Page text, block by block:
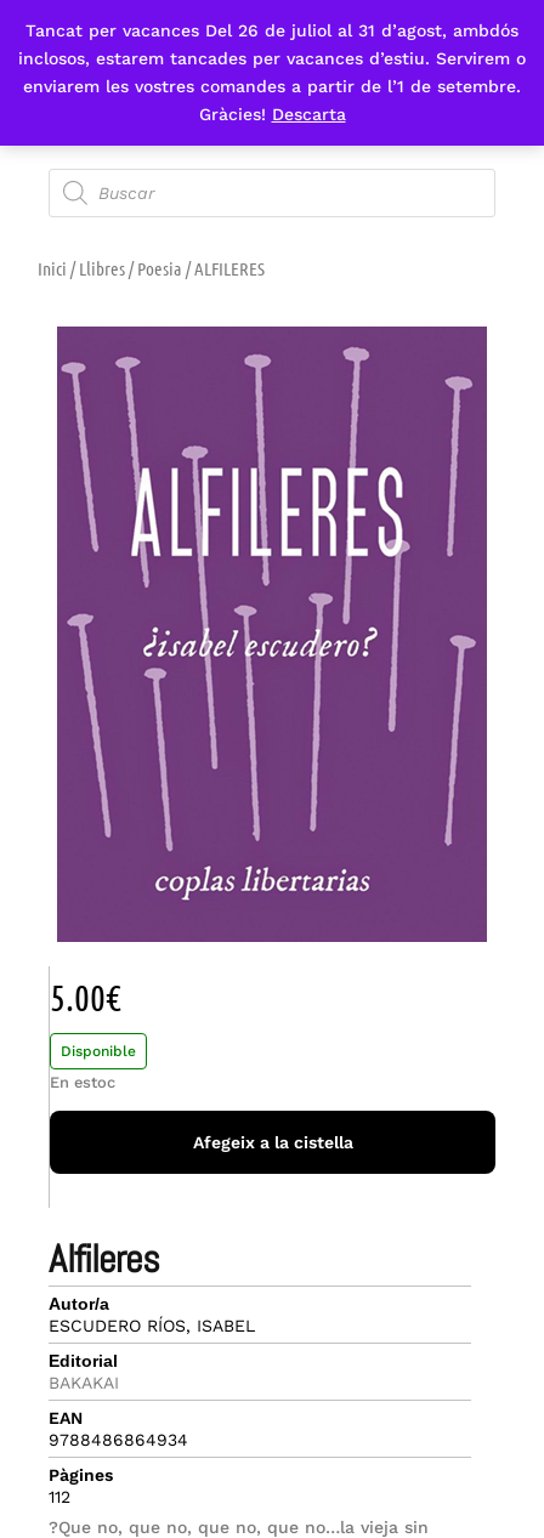
Tancat per vacances Del 26 de juliol al 31 d’agost, ambdós
inclosos, estarem tancades per vacances d’estiu. Servirem o
enviarem les vostres comandes a partir de l’1 de setembre.
Gràcies! Descarta
Fes-te'n sòcia
Inici /Llibres/Poesia / ALFILERES
alfileres
Autor/a
ESCUDERO RÍOS, ISABEL
Editorial
BAKAKAI
EAN
9788486864934
Pàgines
112
?Que no, que no, que no, que no…la vieja sin
5.00€
Disponible
En estoc
Afegeix a la cistella